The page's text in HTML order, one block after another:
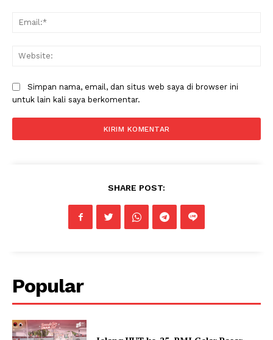
Simpan nama, email, dan situs web saya di browser ini
untuk lain kali saya berkomentar.
SHARE POST:
Popular